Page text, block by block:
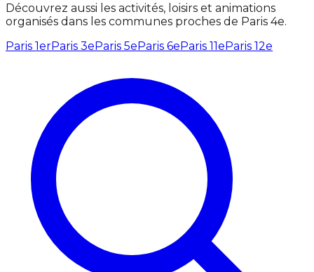
Découvrez aussi les activités, loisirs et animations
organisés dans les communes proches de Paris 4e.
Paris 1erParis 3eParis 5eParis 6eParis 11eParis 12e